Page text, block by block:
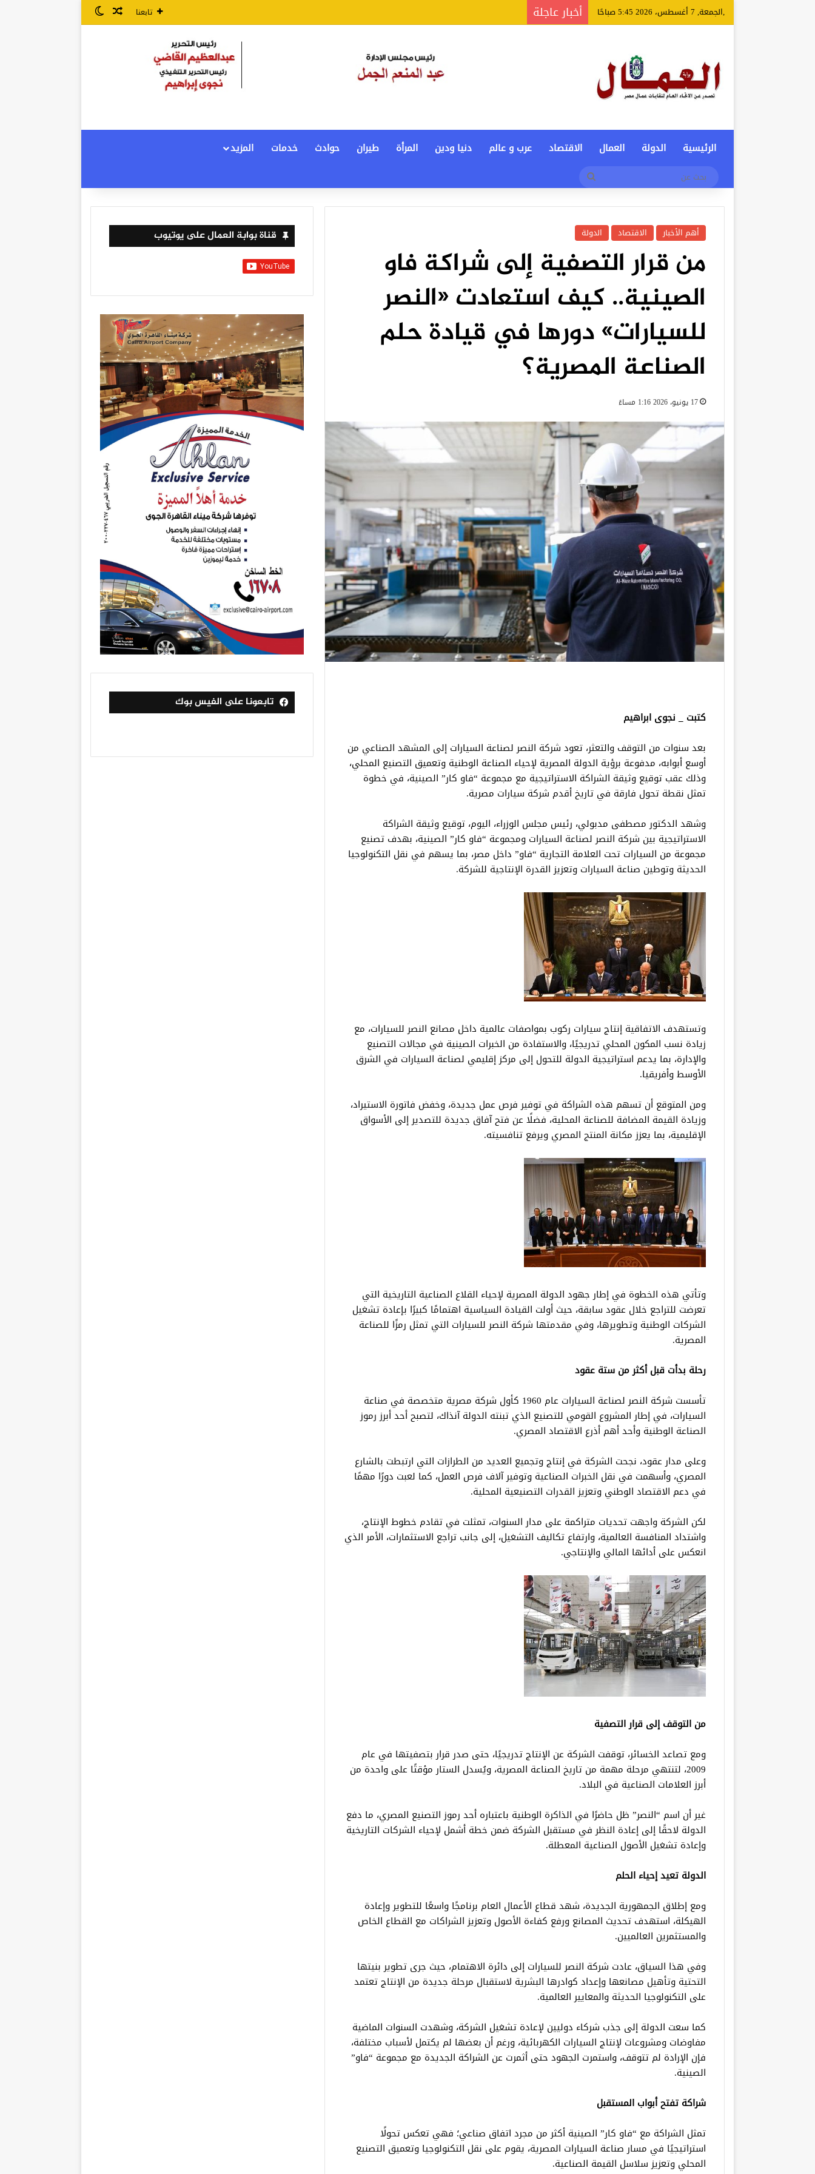
,الجمعة, 7 أغسطس، 2026 5:45 صباحًا أخبار عاجلة تابعنا مقال عشوائي
الوضع المظلم
الرئيسية الدولة العمال الاقتصاد عرب و عالم دنيا ودين المرأة طيران حوادث خدمات
المزيد
أهم الأخبار الاقتصاد الدولة
من قرار التصفية إلى شراكة فاو
الصينية.. كيف استعادت «النصر
للسيارات» دورها في قيادة حلم
الصناعة المصرية؟
17 يونيو، 2026 1:16 مساءً
كتبت _ نجوى ابراهيم
بعد سنوات من التوقف والتعثر، تعود شركة النصر لصناعة السيارات إلى المشهد الصناعي من
أوسع أبوابه، مدفوعة برؤية الدولة المصرية لإحياء الصناعة الوطنية وتعميق التصنيع المحلي،
وذلك عقب توقيع وثيقة الشراكة الاستراتيجية مع مجموعة “فاو كار” الصينية، في خطوة
تمثل نقطة تحول فارقة في تاريخ أقدم شركة سيارات مصرية.
وشهد الدكتور مصطفى مدبولي، رئيس مجلس الوزراء، اليوم، توقيع وثيقة الشراكة
الاستراتيجية بين شركة النصر لصناعة السيارات ومجموعة “فاو كار” الصينية، بهدف تصنيع
مجموعة من السيارات تحت العلامة التجارية “فاو” داخل مصر، بما يسهم في نقل التكنولوجيا
الحديثة وتوطين صناعة السيارات وتعزيز القدرة الإنتاجية للشركة.
وتستهدف الاتفاقية إنتاج سيارات ركوب بمواصفات عالمية داخل مصانع النصر للسيارات، مع
زيادة نسب المكون المحلي تدريجيًا، والاستفادة من الخبرات الصينية في مجالات التصنيع
والإدارة، بما يدعم استراتيجية الدولة للتحول إلى مركز إقليمي لصناعة السيارات في الشرق
الأوسط وأفريقيا.
ومن المتوقع أن تسهم هذه الشراكة في توفير فرص عمل جديدة، وخفض فاتورة الاستيراد،
وزيادة القيمة المضافة للصناعة المحلية، فضلًا عن فتح آفاق جديدة للتصدير إلى الأسواق
الإقليمية، بما يعزز مكانة المنتج المصري ويرفع تنافسيته.
وتأتي هذه الخطوة في إطار جهود الدولة المصرية لإحياء القلاع الصناعية التاريخية التي
تعرضت للتراجع خلال عقود سابقة، حيث أولت القيادة السياسية اهتمامًا كبيرًا بإعادة تشغيل
الشركات الوطنية وتطويرها، وفي مقدمتها شركة النصر للسيارات التي تمثل رمزًا للصناعة
المصرية.
رحلة بدأت قبل أكثر من ستة عقود
تأسست شركة النصر لصناعة السيارات عام 1960 كأول شركة مصرية متخصصة في صناعة
السيارات، في إطار المشروع القومي للتصنيع الذي تبنته الدولة آنذاك، لتصبح أحد أبرز رموز
الصناعة الوطنية وأحد أهم أذرع الاقتصاد المصري.
وعلى مدار عقود، نجحت الشركة في إنتاج وتجميع العديد من الطرازات التي ارتبطت بالشارع
المصري، وأسهمت في نقل الخبرات الصناعية وتوفير آلاف فرص العمل، كما لعبت دورًا مهمًا
في دعم الاقتصاد الوطني وتعزيز القدرات التصنيعية المحلية.
لكن الشركة واجهت تحديات متراكمة على مدار السنوات، تمثلت في تقادم خطوط الإنتاج،
واشتداد المنافسة العالمية، وارتفاع تكاليف التشغيل، إلى جانب تراجع الاستثمارات، الأمر الذي
انعكس على أدائها المالي والإنتاجي.
من التوقف إلى قرار التصفية
ومع تصاعد الخسائر، توقفت الشركة عن الإنتاج تدريجيًا، حتى صدر قرار بتصفيتها في عام
2009، لتنتهي مرحلة مهمة من تاريخ الصناعة المصرية، ويُسدل الستار مؤقتًا على واحدة من
أبرز العلامات الصناعية في البلاد.
غير أن اسم “النصر” ظل حاضرًا في الذاكرة الوطنية باعتباره أحد رموز التصنيع المصري، ما دفع
الدولة لاحقًا إلى إعادة النظر في مستقبل الشركة ضمن خطة أشمل لإحياء الشركات التاريخية
وإعادة تشغيل الأصول الصناعية المعطلة.
الدولة تعيد إحياء الحلم
ومع إطلاق الجمهورية الجديدة، شهد قطاع الأعمال العام برنامجًا واسعًا للتطوير وإعادة
الهيكلة، استهدف تحديث المصانع ورفع كفاءة الأصول وتعزيز الشراكات مع القطاع الخاص
والمستثمرين العالميين.
وفي هذا السياق، عادت شركة النصر للسيارات إلى دائرة الاهتمام، حيث جرى تطوير بنيتها
التحتية وتأهيل مصانعها وإعداد كوادرها البشرية لاستقبال مرحلة جديدة من الإنتاج تعتمد
على التكنولوجيا الحديثة والمعايير العالمية.
كما سعت الدولة إلى جذب شركاء دوليين لإعادة تشغيل الشركة، وشهدت السنوات الماضية
مفاوضات ومشروعات لإنتاج السيارات الكهربائية، ورغم أن بعضها لم يكتمل لأسباب مختلفة،
فإن الإرادة لم تتوقف، واستمرت الجهود حتى أثمرت عن الشراكة الجديدة مع مجموعة “فاو”
الصينية.
شراكة تفتح أبواب المستقبل
تمثل الشراكة مع “فاو كار” الصينية أكثر من مجرد اتفاق صناعي؛ فهي تعكس تحولًا
استراتيجيًا في مسار صناعة السيارات المصرية، يقوم على نقل التكنولوجيا وتعميق التصنيع
المحلي وتعزيز سلاسل القيمة الصناعية.
قناة بوابة العمال على يوتيوب
تابعونا على الفيس بوك